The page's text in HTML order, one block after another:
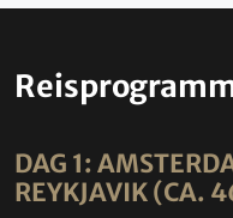
DAG 1:
REYKJAVIK (CA.